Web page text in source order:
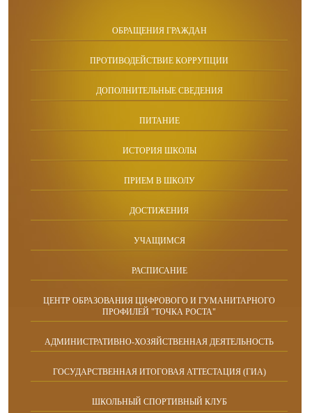
ОБРАЩЕНИЯ ГРАЖДАН
ПРОТИВОДЕЙСТВИЕ КОРРУПЦИИ
ДОПОЛНИТЕЛЬНЫЕ СВЕДЕНИЯ
ПИТАНИЕ
ИСТОРИЯ ШКОЛЫ
ПРИЕМ В ШКОЛУ
ДОСТИЖЕНИЯ
УЧАЩИМСЯ
РАСПИСАНИЕ
ЦЕНТР ОБРАЗОВАНИЯ ЦИФРОВОГО И ГУМАНИТАРНОГО
ПРОФИЛЕЙ "ТОЧКА РОСТА"
АДМИНИСТРАТИВНО-ХОЗЯЙСТВЕННАЯ ДЕЯТЕЛЬНОСТЬ
ГОСУДАРСТВЕННАЯ ИТОГОВАЯ АТТЕСТАЦИЯ (ГИА)
ШКОЛЬНЫЙ СПОРТИВНЫЙ КЛУБ